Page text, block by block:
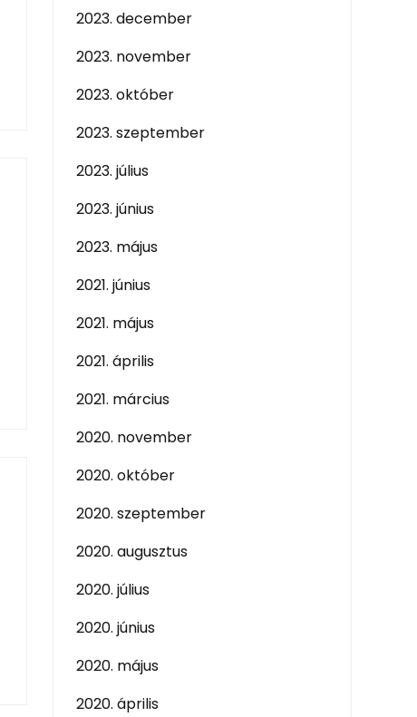
2023. december
2023. november
2023. október
2023. szeptember
2023. július
2023. június
2023. május
2021. június
2021. május
2021. április
2021. március
2020. november
2020. október
2020. szeptember
2020. augusztus
2020. július
2020. június
2020. május
2020. április